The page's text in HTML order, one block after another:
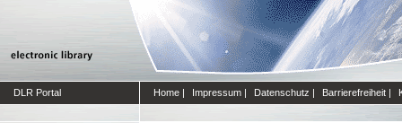
DLR Portal Home | Impressum | Datenschutz | Barrierefreiheit |